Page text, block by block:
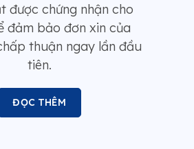
được chứng nhận cho
đảm bảo đơn xin của
thuận ngay lần đầu
tiên.
ĐỌC THÊM